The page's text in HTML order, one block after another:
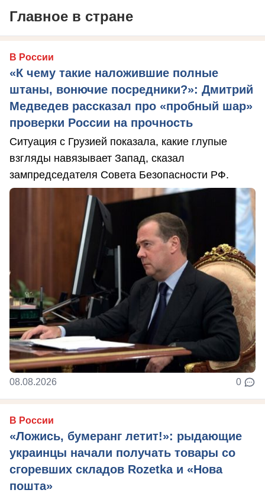
Главное в стране
В России
«К чему такие наложившие полные
штаны, вонючие посредники?»: Дмитрий
Медведев рассказал про «пробный шар»
проверки России на прочность
Ситуация с Грузией показала, какие глупые
взгляды навязывает Запад, сказал
зампредседателя Совета Безопасности РФ.
08.08.2026 0
В России
«Ложись, бумеранг летит!»: рыдающие
украинцы начали получать товары со
сгоревших складов Rozetka и «Нова
пошта»